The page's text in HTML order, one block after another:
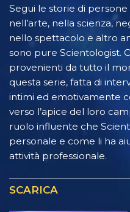
Segui le storie di persone
nell’arte, nella scienza,
nello spettacolo e altro
sono pure Scientologist.
provenienti da tutto il
questa serie, fatta di
intimi ed emotivamente
verso l’apice del loro
ruolo influente che
personale e come li ha
attività professionale.
SCARICA